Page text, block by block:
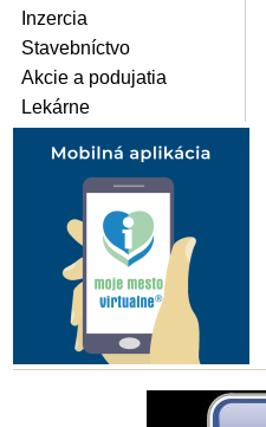
Inzercia
Stavebníctvo
Akcie a podujatia
Lekárne